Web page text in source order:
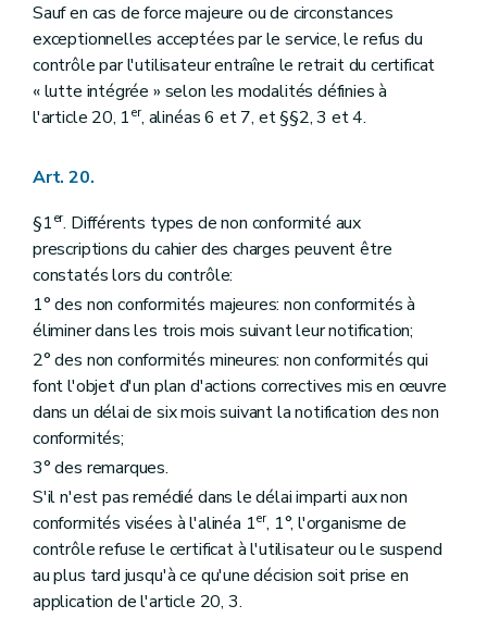
Sauf en cas de force majeure ou de circonstances
exceptionnelles acceptées par le service, le refus du
contrôle par l'utilisateur entraîne le retrait du certificat
« lutte intégrée » selon les modalités définies à
l'article 20, 1er, alinéas 6 et 7, et §§2, 3 et 4.
Art. 20.
§1er. Différents types de non conformité aux
prescriptions du cahier des charges peuvent être
constatés lors du contrôle:
1° des non conformités majeures: non conformités à
éliminer dans les trois mois suivant leur notification;
2° des non conformités mineures: non conformités qui
font l'objet d'un plan d'actions correctives mis en œuvre
dans un délai de six mois suivant la notification des non
conformités;
3° des remarques.
S'il n'est pas remédié dans le délai imparti aux non
conformités visées à l'alinéa 1er, 1°, l'organisme de
contrôle refuse le certificat à l'utilisateur ou le suspend
au plus tard jusqu'à ce qu'une décision soit prise en
application de l'article 20, 3.